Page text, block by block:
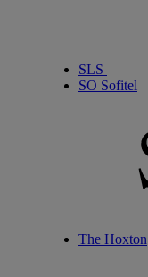
SLS
SO Sofitel
The Hoxton